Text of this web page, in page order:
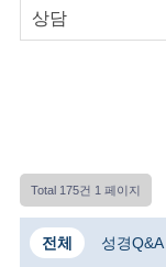
Total 175건 1 페이지
전체 성경Q&A